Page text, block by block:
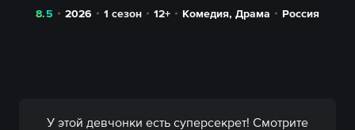
8.5 2026 1 сезон 12+ Комедия, Драма Россия
У этой девчонки есть суперсекрет! Смотрите